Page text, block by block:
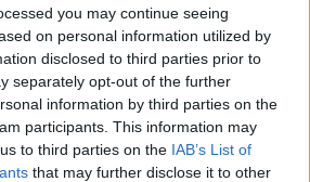
you may continue seeing
on personal information utilized by
disclosed to third parties prior to
separately opt-out of the further
information by third parties on the
participants. This information may
to third parties on the IAB’s List of
that may further disclose it to other
województwa
Adama Struzika.
w niej o posadę w radzie
Specjalistycznego
w Radomiu dla swojego
z zawodu
samoc...